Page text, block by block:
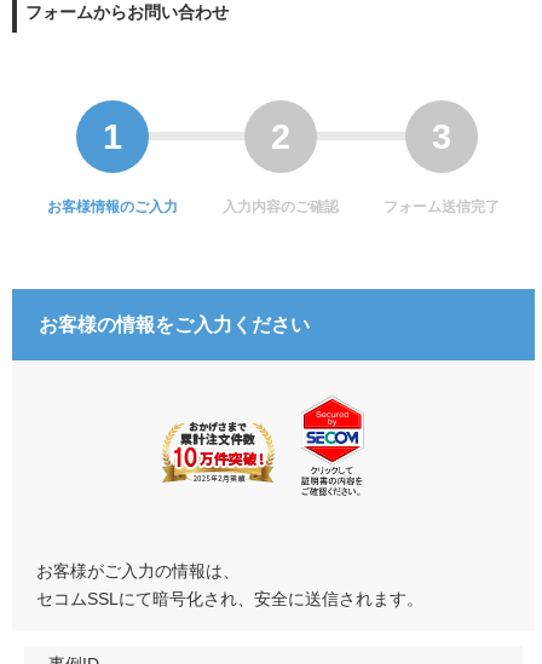
フォームからお問い合わせ
お客様情報のご入力 入力内容のご確認 フォーム送信完了
お客様の情報をご入力ください
お客様がご入力の情報は、
セコムSSLにて暗号化され、安全に送信されます。